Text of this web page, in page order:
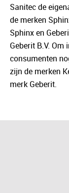
Sanitec de
de merken
Sphinx en
Geberit B.V.
consumenten
zijn de merken
merk Geberit.